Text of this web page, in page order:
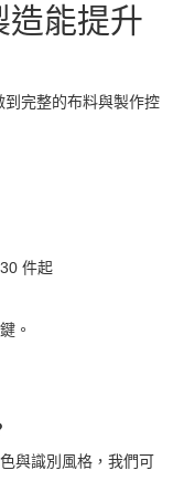
造能提升
完整的布料與製作控
件起
。
與識別風格，我們可